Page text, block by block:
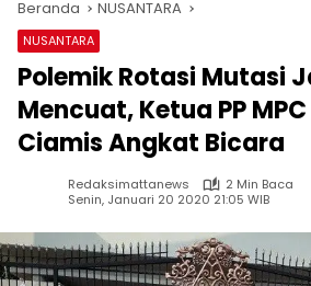
Beranda NUSANTARA
NUSANTARA
Polemik Rotasi Mutasi
Mencuat, Ketua PP
Ciamis Angkat Bicara
Redaksimattanews
2 Min Baca
Senin, Januari 20 2020 21:05 WIB